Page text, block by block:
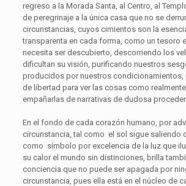
regreso a la Morada Santa, al Centro, al
de peregrinaje a la única casa que no se
circunstancias, cuyos cimientos son la
transparenta en cada forma, como un tesoro
necesita ser descubierto, descorriendo los
dificultan su visión, purificando nuestros
producidos por nuestros condicionamientos,
de libertad para ver las cosas como
empañarlas de narrativas de dudosa
En el fondo de cada corazón humano, por
circunstancia, tal como el sol sigue saliendo
como símbolo por excelencia de la luz que
su calor el mundo sin distinciones, brilla
conciencia que no puede ser apagada por
circunstancia, pues ella está en el núcleo de